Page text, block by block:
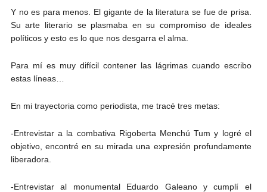
Y no es para menos. El gigante de la literatura se fue de prisa.
Su arte literario se plasmaba en su compromiso de ideales
políticos y esto es lo que nos desgarra el alma.
Para mí es muy difícil contener las lágrimas cuando escribo
estas líneas…
En mi trayectoria como periodista, me tracé tres metas:
-Entrevistar a la combativa Rigoberta Menchú Tum y logré el
objetivo, encontré en su mirada una expresión profundamente
liberadora.
-Entrevistar al monumental Eduardo Galeano y cumplí el